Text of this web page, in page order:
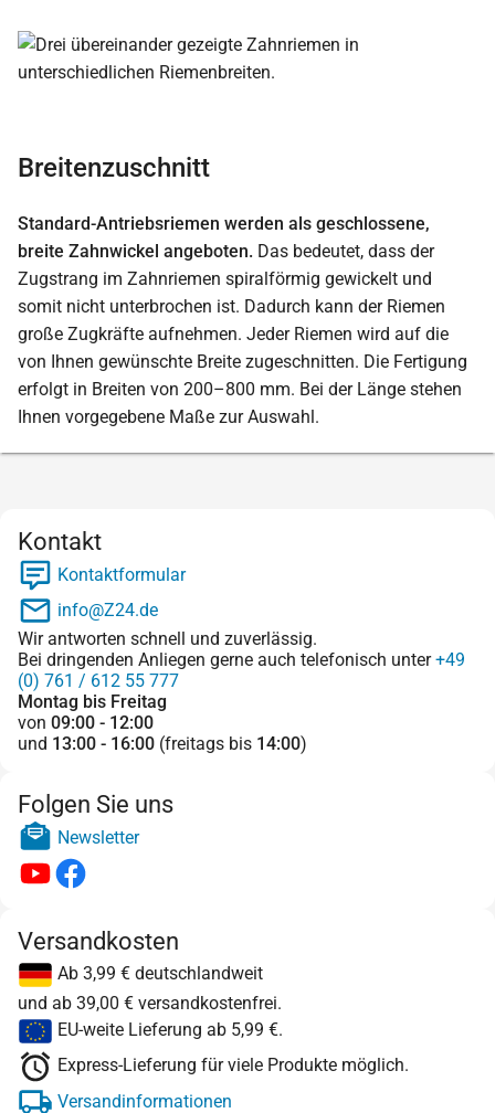
Breitenzuschnitt
Standard-Antriebsriemen werden als geschlossene,
breite Zahnwickel angeboten. Das bedeutet, dass der
Zugstrang im Zahnriemen spiralförmig gewickelt und
somit nicht unterbrochen ist. Dadurch kann der Riemen
große Zugkräfte aufnehmen. Jeder Riemen wird auf die
von Ihnen gewünschte Breite zugeschnitten. Die Fertigung
erfolgt in Breiten von 200–800 mm. Bei der Länge stehen
Ihnen vorgegebene Maße zur Auswahl.
Kontakt
Kontaktformular
info@Z24.de
Wir antworten schnell und zuverlässig.
Bei dringenden Anliegen gerne auch telefonisch unter+49
(0) 761 / 612 55 777
Montag bis Freitag
von 09:00 - 12:00
und 13:00 - 16:00 (freitags bis 14:00)
Folgen Sie uns
Newsletter
Versandkosten
Ab 3,99 € deutschlandweit
und ab 39,00 € versandkostenfrei.
EU-weite Lieferung ab 5,99 €.
Express-Lieferung für viele Produkte möglich.
Versandinformationen